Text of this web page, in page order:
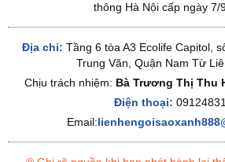
thông Hà Nội cấp ngày 7/
Địa chỉ: Tầng 6 tòa A3 Ecolife Capitol,
Trung Văn, Quận Nam Từ
Chịu trách nhiệm: Bà Trương Thị Thu
Điện thoại:
Email: